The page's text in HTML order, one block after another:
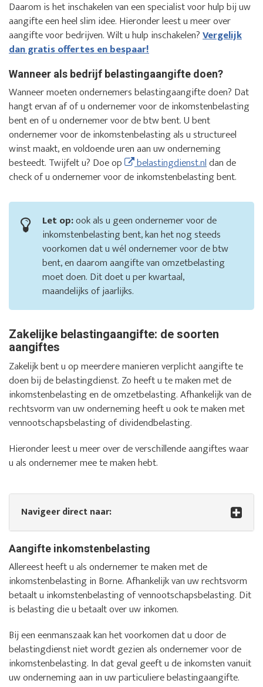
Daarom is het inschakelen van een specialist voor hulp bij uw
aangifte een heel slim idee. Hieronder leest u meer over
aangifte voor bedrijven. Wilt u hulp inschakelen?Vergelijk
dan gratis offertes en bespaar!
Wanneer als bedrijf belastingaangifte doen?
Wanneer moeten ondernemers belastingaangifte doen? Dat
hangt ervan af of u ondernemer voor de inkomstenbelasting
bent en of u ondernemer voor de btw bent. U bent
ondernemer voor de inkomstenbelasting als u structureel
winst maakt, en voldoende uren aan uw onderneming
besteedt. Twijfelt u? Doe op
belastingdienst.nldan de
check of u ondernemer voor de inkomstenbelasting bent.
Let op:ook als u geen ondernemer voor de
inkomstenbelasting bent, kan het nog steeds
voorkomen dat u wél ondernemer voor de btw
bent, en daarom aangifte van omzetbelasting
moet doen. Dit doet u per kwartaal,
maandelijks of jaarlijks.
Zakelijke belastingaangifte: de soorten
aangiftes
Zakelijk bent u op meerdere manieren verplicht aangifte te
doen bij de belastingdienst. Zo heeft u te maken met de
inkomstenbelasting en de omzetbelasting. Afhankelijk van de
rechtsvorm van uw onderneming heeft u ook te maken met
vennootschapsbelasting of dividendbelasting.
Hieronder leest u meer over de verschillende aangiftes waar
u als ondernemer mee te maken hebt.
Navigeer direct naar:
Aangifte inkomstenbelasting
Allereest heeft u als ondernemer te maken met de
inkomstenbelasting in Borne. Afhankelijk van uw rechtsvorm
betaalt u inkomstenbelasting of vennootschapsbelasting. Dit
is belasting die u betaalt over uw inkomen.
Bij een eenmanszaak kan het voorkomen dat u door de
belastingdienst niet wordt gezien als ondernemer voor de
inkomstenbelasting. In dat geval geeft u de inkomsten vanuit
uw onderneming aan in uw particuliere belastingaangifte.